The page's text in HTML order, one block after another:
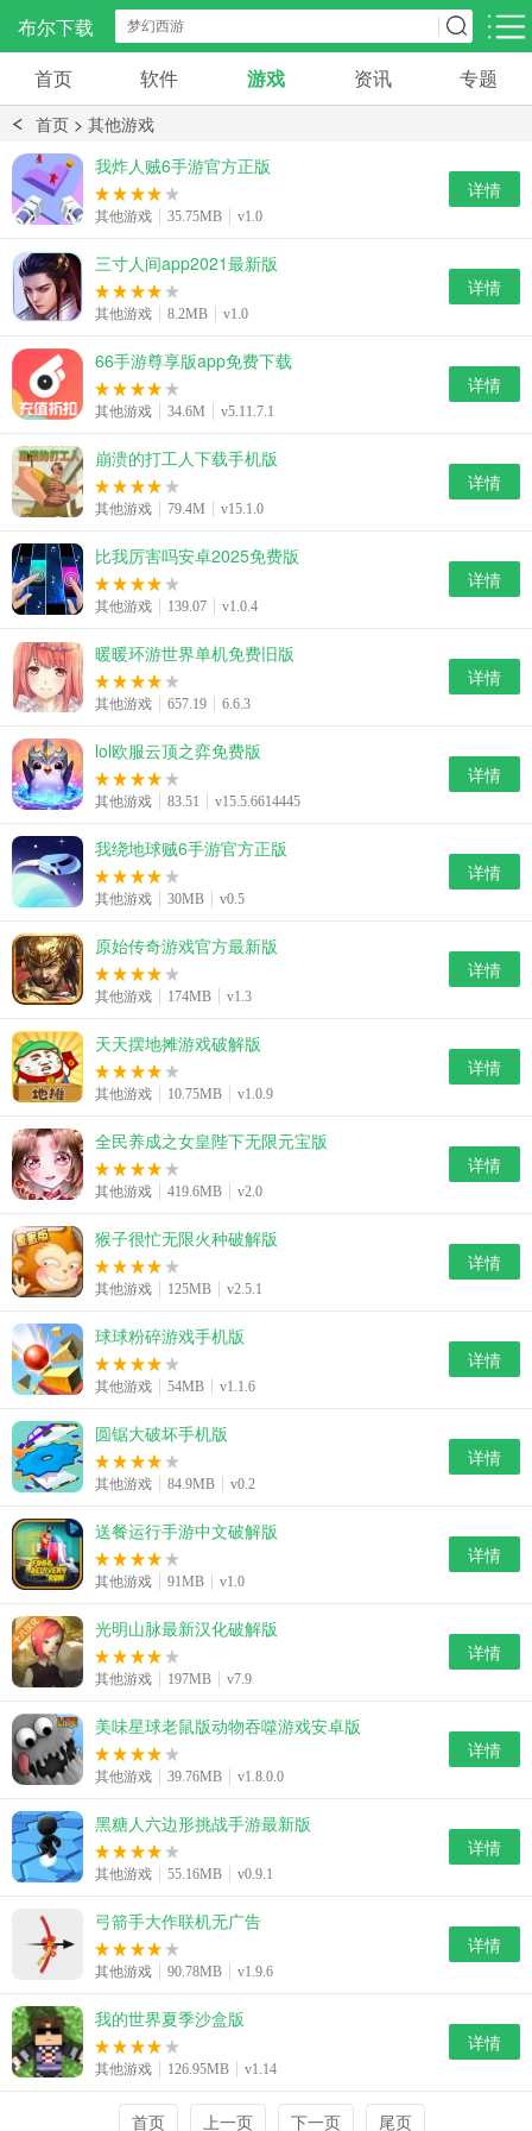
布尔下载
安卓应用 手机资讯
社交聊天
297款应用
1665款应用
543款应用
系统工具
622款应用
538款应用
150款应用
学习教育
266款应用
60款应用
58款应用
首页 软件 游戏 资讯 专题
首页 > 其他游戏
详情
我炸人贼6手游官方正版
其他游戏 35.75MB v1.0
详情
三寸人间app2021最新版
其他游戏 8.2MB v1.0
详情
66手游尊享版app免费下载
其他游戏 34.6M v5.11.7.1
详情
崩溃的打工人下载手机版
其他游戏 79.4M v15.1.0
详情
比我厉害吗安卓2025免费版
其他游戏 139.07 v1.0.4
详情
暖暖环游世界单机免费旧版
其他游戏 657.19 6.6.3
详情
lol欧服云顶之弈免费版
其他游戏 83.51 v15.5.6614445
详情
我绕地球贼6手游官方正版
其他游戏 30MB v0.5
详情
原始传奇游戏官方最新版
其他游戏 174MB v1.3
详情
天天摆地摊游戏破解版
其他游戏 10.75MB v1.0.9
详情
全民养成之女皇陛下无限元宝版
其他游戏 419.6MB v2.0
详情
猴子很忙无限火种破解版
其他游戏 125MB v2.5.1
详情
球球粉碎游戏手机版
其他游戏 54MB v1.1.6
详情
圆锯大破坏手机版
其他游戏 84.9MB v0.2
详情
送餐运行手游中文破解版
其他游戏 91MB v1.0
详情
光明山脉最新汉化破解版
其他游戏 197MB v7.9
详情
美味星球老鼠版动物吞噬游戏安卓版
其他游戏 39.76MB v1.8.0.0
详情
黑糖人六边形挑战手游最新版
其他游戏 55.16MB v0.9.1
详情
弓箭手大作联机无广告
其他游戏 90.78MB v1.9.6
详情
我的世界夏季沙盒版
其他游戏 126.95MB v1.14
首页 上一页 下一页 尾页